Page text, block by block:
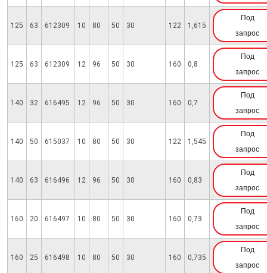
125 63 612309 10 80 50 30 122 1,615
Под
запрос
125 63 612309 12 96 50 30 160 0,8
Под
запрос
140 32 616495 12 96 50 30 160 0,7
Под
запрос
140 50 615037 10 80 50 30 122 1,545
Под
запрос
140 63 616496 12 96 50 30 160 0,83
Под
запрос
160 20 616497 10 80 50 30 160 0,73
Под
запрос
160 25 616498 10 80 50 30 160 0,735
Под
запрос